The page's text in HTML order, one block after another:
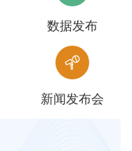
数据发布

新闻发布会